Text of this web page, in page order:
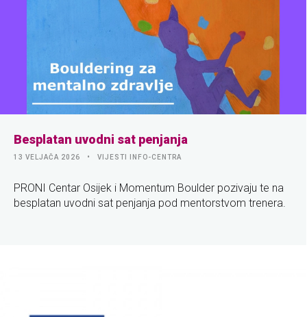
Besplatan uvodni sat penjanja
13 VELJAČA 2026 VIJESTI INFO-CENTRA
PRONI Centar Osijek i Momentum Boulder pozivaju te na
besplatan uvodni sat penjanja pod mentorstvom trenera.